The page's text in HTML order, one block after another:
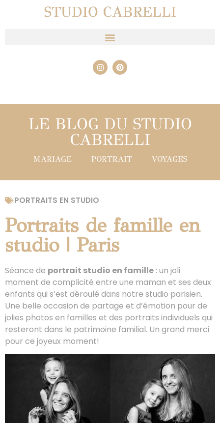
STUDIO CABRELLI
LE BLOG DU STUDIO
CABRELLI
MARIAGE PORTRAIT VOYAGES
PORTRAITS EN STUDIO
Portraits de famille en
studio | Paris
Séance de portrait studio en famille : un joli
moment de complicité entre une maman et ses deux
enfants qui s’est déroulé dans notre studio parisien.
Une belle occasion de partage et d’émotion pour de
jolies photos en familles et des portraits individuels qui
resteront dans le patrimoine familial. Un grand merci
pour ce joyeux moment!